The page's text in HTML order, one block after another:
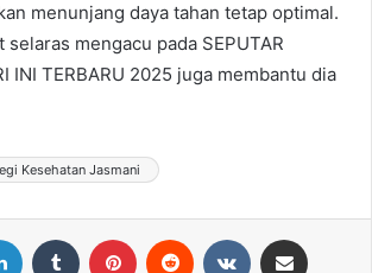
menunjang daya tahan tetap optimal.
mengacu pada SEPUTAR
INI TERBARU 2025 juga membantu dia
Kesehatan Jasmani